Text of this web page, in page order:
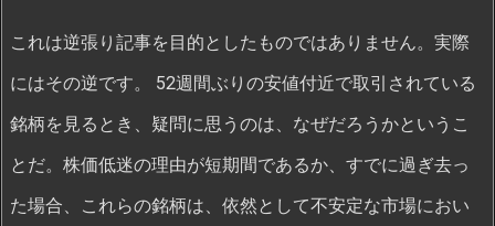
これは逆張り記事を目的としたものではありません。実際
にはその逆です。 52週間ぶりの安値付近で取引されている
銘柄を見るとき、疑問に思うのは、なぜだろうかというこ
とだ。株価低迷の理由が短期間であるか、すでに過ぎ去っ
た場合、これらの銘柄は、依然として不安定な市場におい